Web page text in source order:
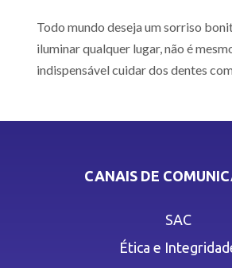
Todo mundo deseja um sorriso
iluminar qualquer lugar, não é
indispensável cuidar dos dentes
CANAIS DE
SAC
Ética e